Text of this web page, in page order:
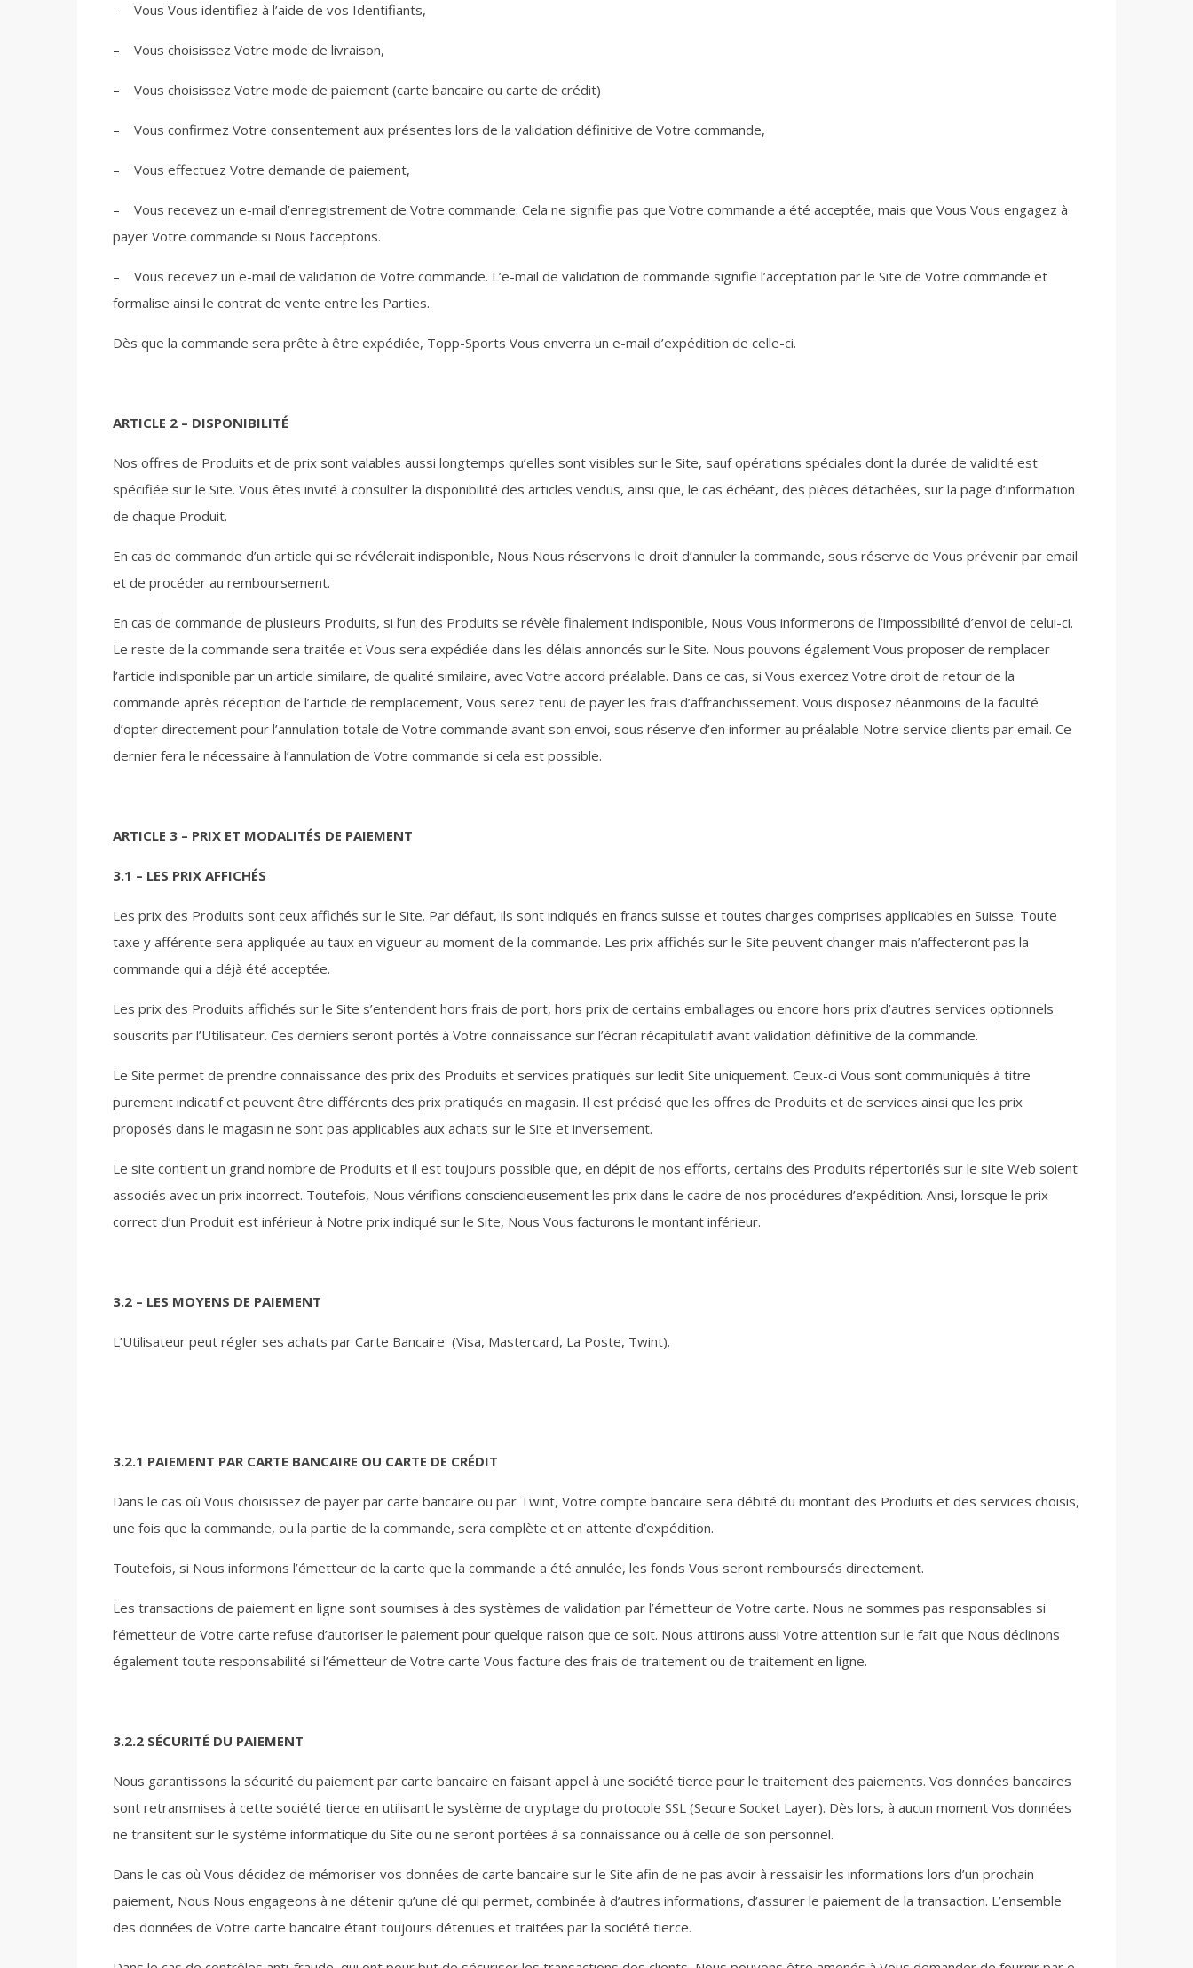
– Vous Vous identifiez à l’aide de vos Identifiants,
– Vous choisissez Votre mode de livraison,
– Vous choisissez Votre mode de paiement (carte bancaire ou carte de crédit)
– Vous confirmez Votre consentement aux présentes lors de la validation définitive de Votre commande,
– Vous effectuez Votre demande de paiement,
– Vous recevez un e-mail d’enregistrement de Votre commande. Cela ne signifie pas que Votre commande a été acceptée, mais que Vous Vous engagez à
payer Votre commande si Nous l’acceptons.
– Vous recevez un e-mail de validation de Votre commande. L’e-mail de validation de commande signifie l’acceptation par le Site de Votre commande et
formalise ainsi le contrat de vente entre les Parties.
Dès que la commande sera prête à être expédiée, Topp-Sports Vous enverra un e-mail d’expédition de celle-ci.
ARTICLE 2 – DISPONIBILITÉ
Nos offres de Produits et de prix sont valables aussi longtemps qu’elles sont visibles sur le Site, sauf opérations spéciales dont la durée de validité est
spécifiée sur le Site. Vous êtes invité à consulter la disponibilité des articles vendus, ainsi que, le cas échéant, des pièces détachées, sur la page d’information
de chaque Produit.
En cas de commande d’un article qui se révélerait indisponible, Nous Nous réservons le droit d’annuler la commande, sous réserve de Vous prévenir par email
et de procéder au remboursement.
En cas de commande de plusieurs Produits, si l’un des Produits se révèle finalement indisponible, Nous Vous informerons de l’impossibilité d’envoi de celui-ci.
Le reste de la commande sera traitée et Vous sera expédiée dans les délais annoncés sur le Site. Nous pouvons également Vous proposer de remplacer
l’article indisponible par un article similaire, de qualité similaire, avec Votre accord préalable. Dans ce cas, si Vous exercez Votre droit de retour de la
commande après réception de l’article de remplacement, Vous serez tenu de payer les frais d’affranchissement. Vous disposez néanmoins de la faculté
d’opter directement pour l’annulation totale de Votre commande avant son envoi, sous réserve d’en informer au préalable Notre service clients par email. Ce
dernier fera le nécessaire à l’annulation de Votre commande si cela est possible.
ARTICLE 3 – PRIX ET MODALITÉS DE PAIEMENT
3.1 – LES PRIX AFFICHÉS
Les prix des Produits sont ceux affichés sur le Site. Par défaut, ils sont indiqués en francs suisse et toutes charges comprises applicables en Suisse. Toute
taxe y afférente sera appliquée au taux en vigueur au moment de la commande. Les prix affichés sur le Site peuvent changer mais n’affecteront pas la
commande qui a déjà été acceptée.
Les prix des Produits affichés sur le Site s’entendent hors frais de port, hors prix de certains emballages ou encore hors prix d’autres services optionnels
souscrits par l’Utilisateur. Ces derniers seront portés à Votre connaissance sur l’écran récapitulatif avant validation définitive de la commande.
Le Site permet de prendre connaissance des prix des Produits et services pratiqués sur ledit Site uniquement. Ceux-ci Vous sont communiqués à titre
purement indicatif et peuvent être différents des prix pratiqués en magasin. Il est précisé que les offres de Produits et de services ainsi que les prix
proposés dans le magasin ne sont pas applicables aux achats sur le Site et inversement.
Le site contient un grand nombre de Produits et il est toujours possible que, en dépit de nos efforts, certains des Produits répertoriés sur le site Web soient
associés avec un prix incorrect. Toutefois, Nous vérifions consciencieusement les prix dans le cadre de nos procédures d’expédition. Ainsi, lorsque le prix
correct d’un Produit est inférieur à Notre prix indiqué sur le Site, Nous Vous facturons le montant inférieur.
3.2 – LES MOYENS DE PAIEMENT
L’Utilisateur peut régler ses achats par Carte Bancaire (Visa, Mastercard, La Poste, Twint).
3.2.1 PAIEMENT PAR CARTE BANCAIRE OU CARTE DE CRÉDIT
Dans le cas où Vous choisissez de payer par carte bancaire ou par Twint, Votre compte bancaire sera débité du montant des Produits et des services choisis,
une fois que la commande, ou la partie de la commande, sera complète et en attente d’expédition.
Toutefois, si Nous informons l’émetteur de la carte que la commande a été annulée, les fonds Vous seront remboursés directement.
Les transactions de paiement en ligne sont soumises à des systèmes de validation par l’émetteur de Votre carte. Nous ne sommes pas responsables si
l’émetteur de Votre carte refuse d’autoriser le paiement pour quelque raison que ce soit. Nous attirons aussi Votre attention sur le fait que Nous déclinons
également toute responsabilité si l’émetteur de Votre carte Vous facture des frais de traitement ou de traitement en ligne.
3.2.2 SÉCURITÉ DU PAIEMENT
Nous garantissons la sécurité du paiement par carte bancaire en faisant appel à une société tierce pour le traitement des paiements. Vos données bancaires
sont retransmises à cette société tierce en utilisant le système de cryptage du protocole SSL (Secure Socket Layer). Dès lors, à aucun moment Vos données
ne transitent sur le système informatique du Site ou ne seront portées à sa connaissance ou à celle de son personnel.
Dans le cas où Vous décidez de mémoriser vos données de carte bancaire sur le Site afin de ne pas avoir à ressaisir les informations lors d’un prochain
paiement, Nous Nous engageons à ne détenir qu’une clé qui permet, combinée à d’autres informations, d’assurer le paiement de la transaction. L’ensemble
des données de Votre carte bancaire étant toujours détenues et traitées par la société tierce.